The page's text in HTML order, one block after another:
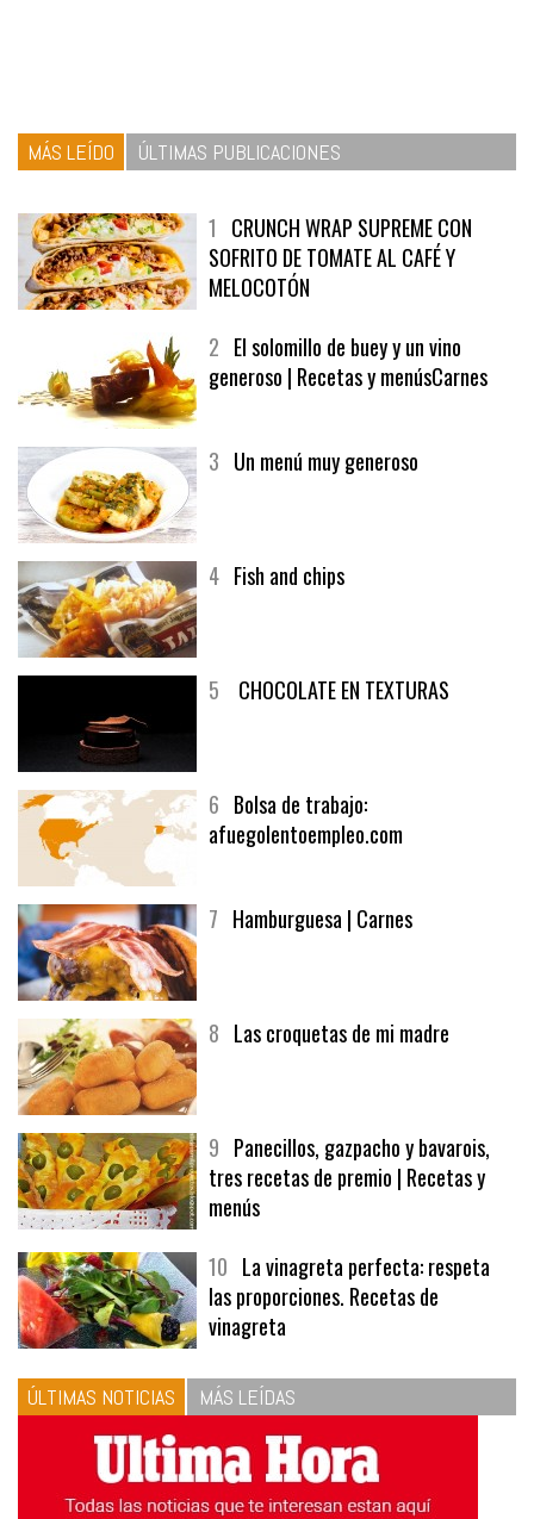
MÁS LEÍDO ÚLTIMAS PUBLICACIONES
1 CRUNCH WRAP SUPREME CON
SOFRITO DE TOMATE AL CAFÉ Y
MELOCOTÓN
2 El solomillo de buey y un vino
generoso | Recetas y menúsCarnes
3 Un menú muy generoso
4 Fish and chips
5 CHOCOLATE EN TEXTURAS
6 Bolsa de trabajo:
afuegolentoempleo.com
7 Hamburguesa | Carnes
8 Las croquetas de mi madre
9 Panecillos, gazpacho y bavarois,
tres recetas de premio | Recetas y
menús
10 La vinagreta perfecta: respeta
las proporciones. Recetas de
vinagreta
ÚLTIMAS NOTICIAS MÁS LEÍDAS